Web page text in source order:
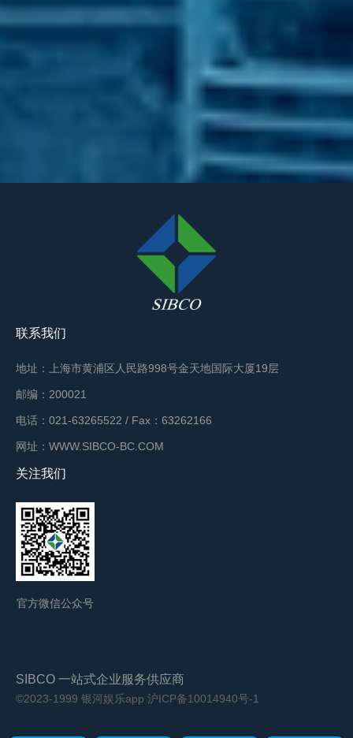
联系我们
地址：上海市黄浦区人民路998号金天地国际大厦19层
邮编：200021
电话：021-63265522 / Fax：63262166
网址：WWW.SIBCO-BC.COM
关注我们
官方微信公众号
SIBCO 一站式企业服务供应商
©2023-1999 银河娱乐app 沪ICP备10014940号-1